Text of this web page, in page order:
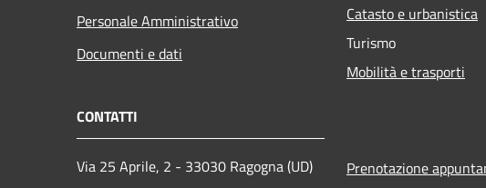
Personale Amministrativo
Documenti e dati
Catasto e urbanistica
Turismo
Mobilità e trasporti
CONTATTI
Via 25 Aprile, 2 - 33030 Ragogna (UD)
Prenotazione